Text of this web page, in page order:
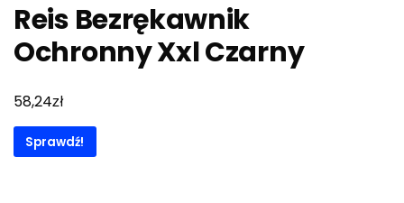
Reis Bezrękawnik
Ochronny Xxl Czarny
58,24zł
Sprawdź!